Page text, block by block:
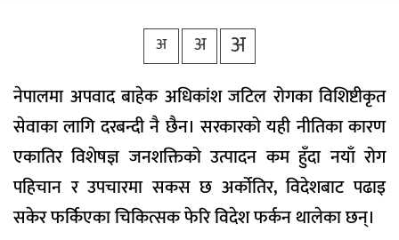
अ अ अ
नेपालमा अपवाद बाहेक अधिकांश जटिल रोगका विशिष्टीकृत
सेवाका लागि दरबन्दी नै छैन। सरकारको यही नीतिका कारण
एकातिर विशेषज्ञ जनशक्तिको उत्पादन कम हुँदा नयाँ रोग
पहिचान र उपचारमा सकस छ अर्कोतिर, विदेशबाट पढाइ
सकेर फर्किएका चिकित्सक फेरि विदेश फर्कन थालेका छन्।